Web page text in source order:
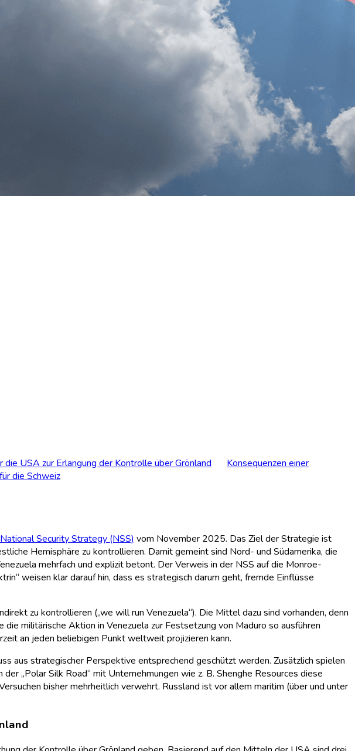
die USA zur Erlangung der Kontrolle über Grönland
Konsequenzen einer
die Schweiz
Security Strategy (NSS) vom November 2025. Das Ziel der Strategie ist
Hemisphäre zu kontrollieren. Damit gemeint sind Nord- und Südamerika, die
mehrfach und explizit betont. Der Verweis in der NSS auf die Monroe-
weisen klar darauf hin, dass es strategisch darum geht, fremde Einflüsse
zu kontrollieren („we will run Venezuela“). Die Mittel dazu sind vorhanden, denn
militärische Aktion in Venezuela zur Festsetzung von Maduro so ausführen
an jeden beliebigen Punkt weltweit projizieren kann.
aus strategischer Perspektive entsprechend geschützt werden. Zusätzlich spielen
„Polar Silk Road“ mit Unternehmungen wie z. B. Shenghe Resources diese
bisher mehrheitlich verwehrt. Russland ist vor allem maritim (über und unter